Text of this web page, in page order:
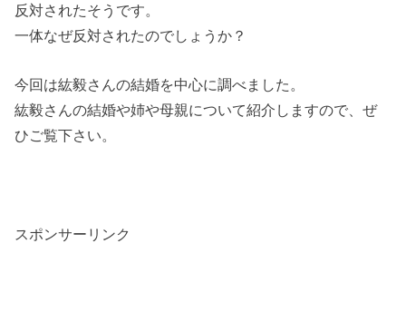
反対されたそうです。
一体なぜ反対されたのでしょうか？
今回は紘毅さんの結婚を中心に調べました。
紘毅さんの結婚や姉や母親について紹介しますので、ぜ
ひご覧下さい。
スポンサーリンク